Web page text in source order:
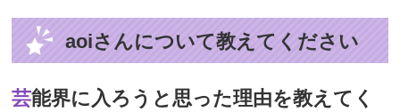
aoiさんについて教えてください
芸能界に入ろうと思った理由を教えてく